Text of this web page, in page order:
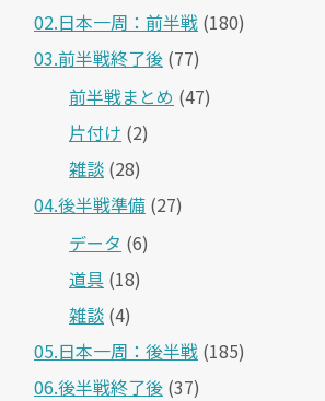
02.日本一周：前半戦 (180)
03.前半戦終了後 (77)
前半戦まとめ (47)
片付け (2)
雑談 (28)
04.後半戦準備 (27)
データ (6)
道具 (18)
雑談 (4)
05.日本一周：後半戦 (185)
06.後半戦終了後 (37)